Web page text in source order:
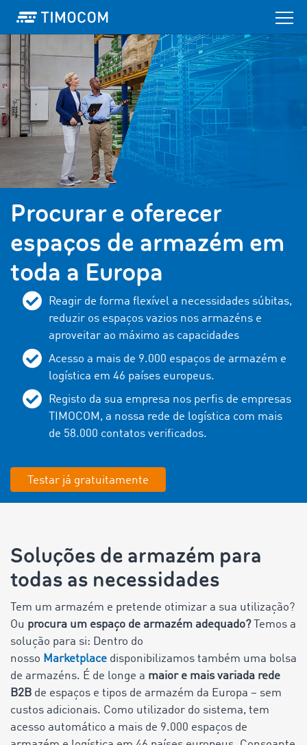
Procurar e oferecer
espaços de armazém em
toda a Europa
Reagir de forma flexível a necessidades súbitas,
reduzir os espaços vazios nos armazéns e
aproveitar ao máximo as capacidades
Acesso a mais de 9.000 espaços de armazém e
logística em 46 países europeus.
Registo da sua empresa nos perfis de empresas
TIMOCOM, a nossa rede de logística com mais
de 58.000 contatos verificados.
Testar já gratuitamente
Soluções de armazém para
todas as necessidades
Tem um armazém e pretende otimizar a sua utilização?
Ou procura um espaço de armazém adequado?Temos a
solução para si: Dentro do
nosso Marketplace disponibilizamos também uma bolsa
de armazéns. É de longe a maior e mais variada rede
B2B de espaços e tipos de armazém da Europa – sem
custos adicionais. Como utilizador do sistema, tem
acesso automático a mais de 9.000 espaços de